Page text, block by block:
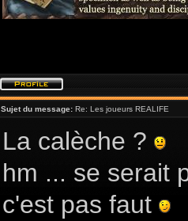
Sujet du message: Re: Les joueurs REALIFE
La calèche ?
hm ... se serait
c'est pas faut